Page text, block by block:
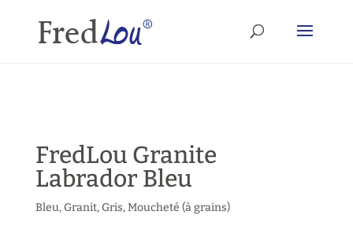
FredLou Granite
Labrador Bleu
Bleu,Granit,Gris,Moucheté (à grains)